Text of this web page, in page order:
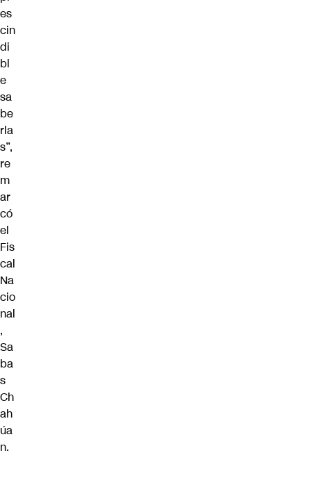
es
cin
di
bl
e
sa
be
rla
s”,
re
m
ar
có
el
Fis
cal
Na
cio
nal
,
Sa
ba
s
Ch
ah
úa
n.